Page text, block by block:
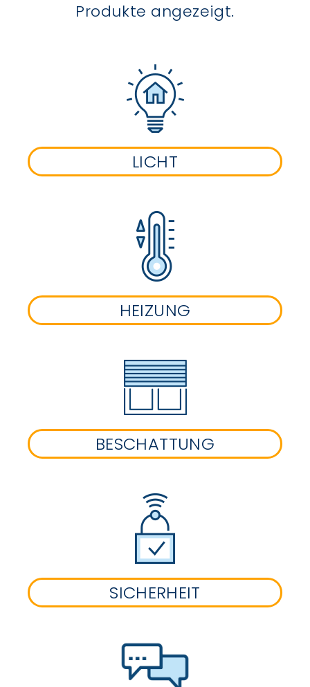
Produkte angezeigt.
LICHT
HEIZUNG
BESCHATTUNG
SICHERHEIT